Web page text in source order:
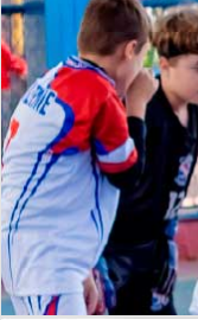
NOSSOCANAL